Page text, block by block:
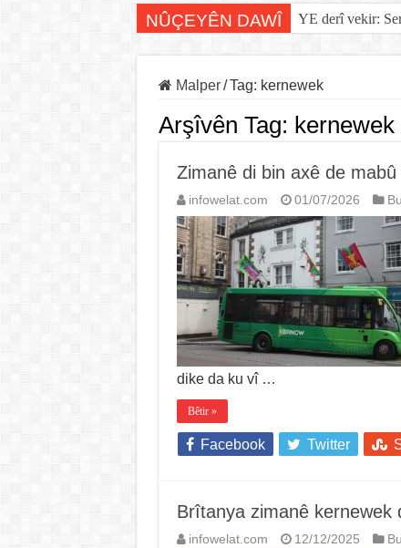
NÛÇEYÊN DAWÎ YE derî vekir:
Malper / Tag: kernewek
Arşîvên Tag: kernewek
Zimanê di bin axê de
infowelat.com 01/07/2026
dike da ku vî …
Bêtir »
Facebook Twitter
Brîtanya zimanê kernewek
infowelat.com 12/12/2025